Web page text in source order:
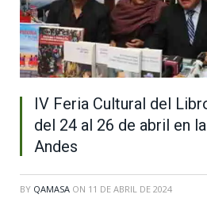
IV Feria Cultural del
del 24 al 26 de abril en
Andes
BY QAMASA ON 11 DE ABRIL DE 2024